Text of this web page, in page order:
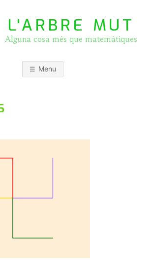
L'ARBRE MUT
Alguna cosa més que matemàtiques
Menu